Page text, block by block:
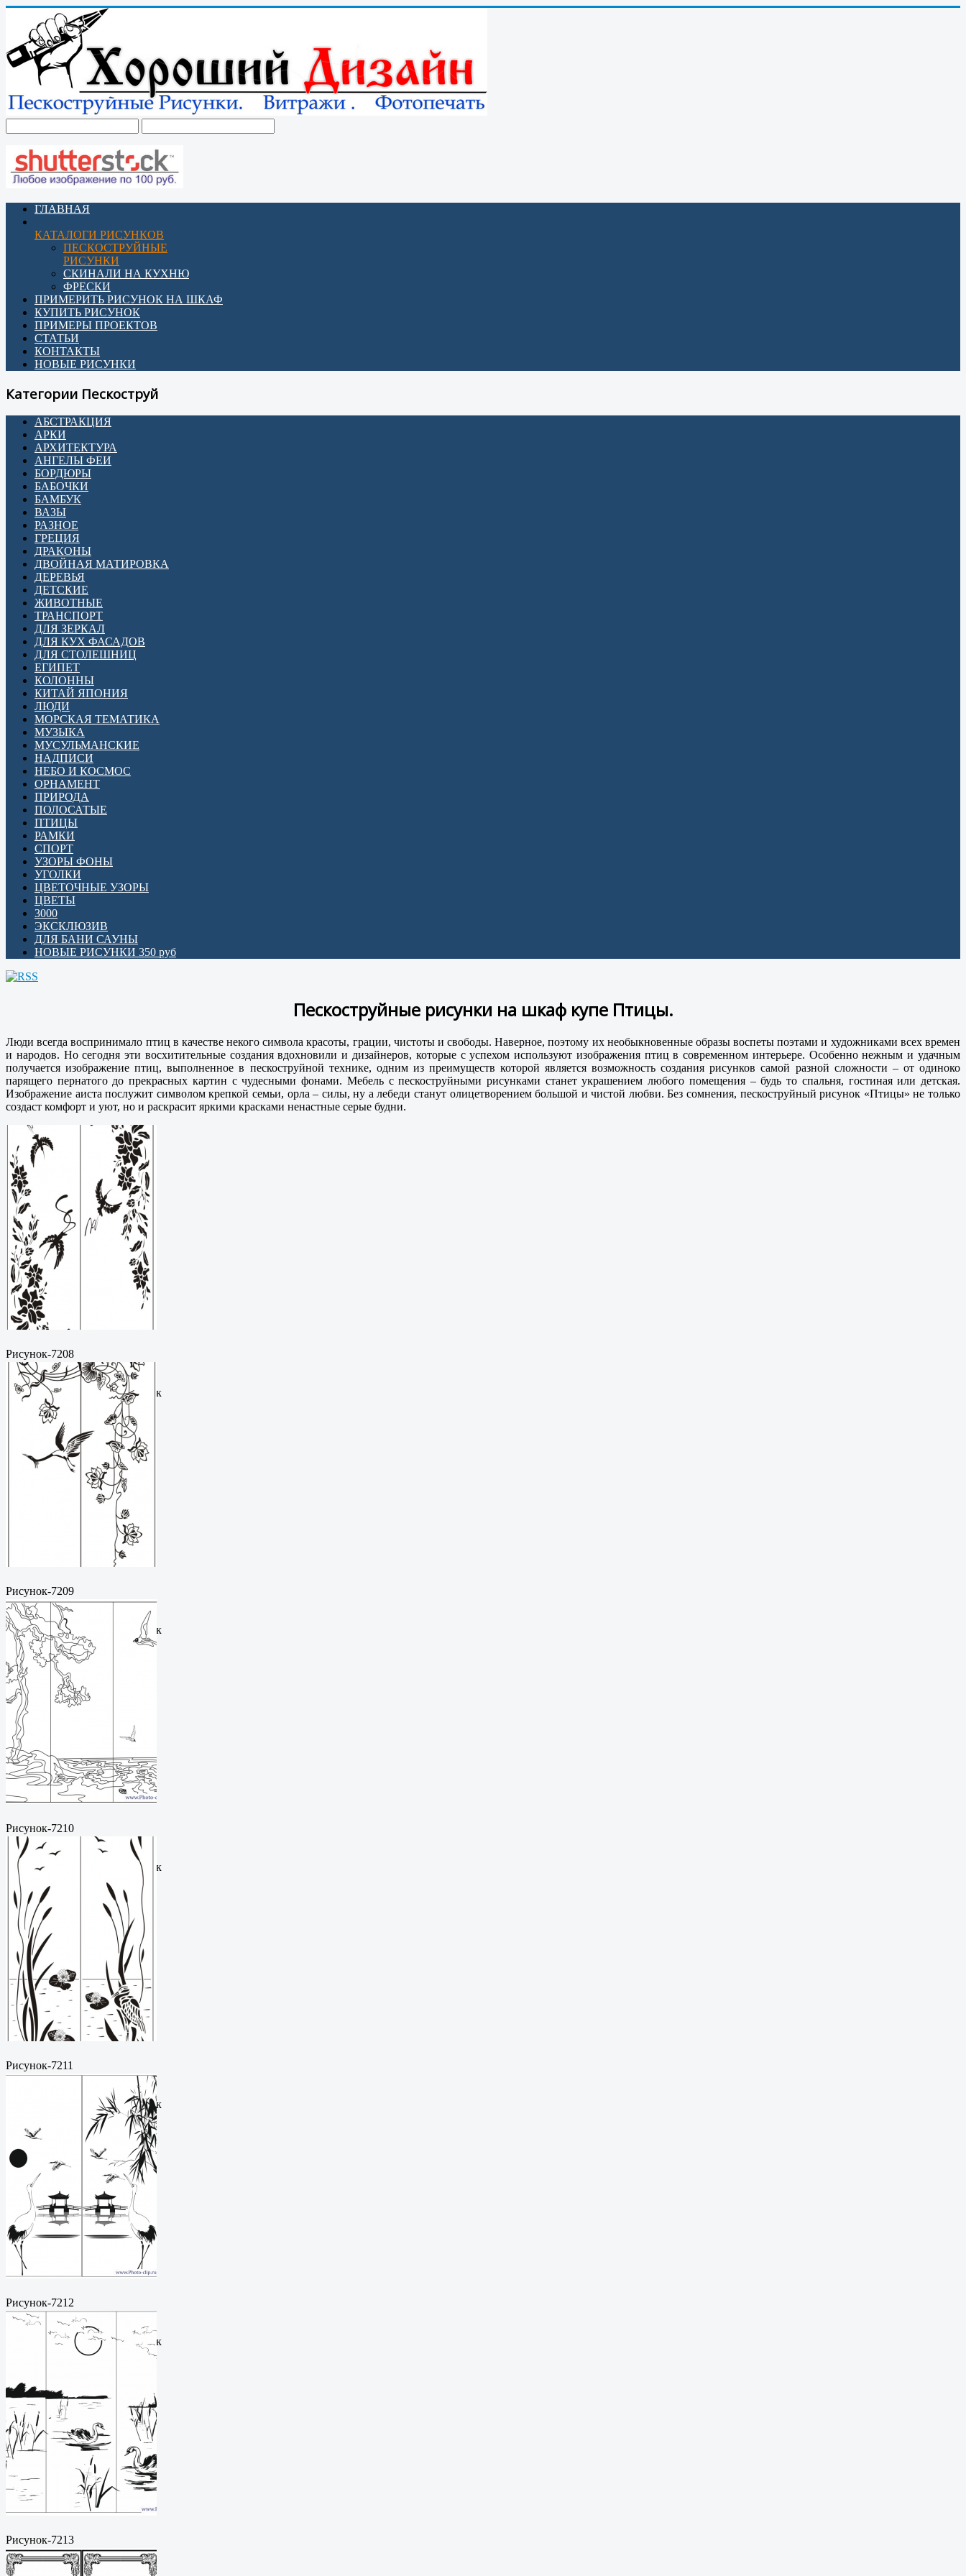
ГЛАВНАЯ
КАТАЛОГИ РИСУНКОВ
ПЕСКОСТРУЙНЫЕ
РИСУНКИ
СКИНАЛИ НА КУХНЮ
ФРЕСКИ
ПРИМЕРИТЬ РИСУНОК НА ШКАФ
КУПИТЬ РИСУНОК
ПРИМЕРЫ ПРОЕКТОВ
СТАТЬИ
КОНТАКТЫ
НОВЫЕ РИСУНКИ
Категории Пескоструй
АБСТРАКЦИЯ
АРКИ
АРХИТЕКТУРА
АНГЕЛЫ ФЕИ
БОРДЮРЫ
БАБОЧКИ
БАМБУК
ВАЗЫ
РАЗНОЕ
ГРЕЦИЯ
ДРАКОНЫ
ДВОЙНАЯ МАТИРОВКА
ДЕРЕВЬЯ
ДЕТСКИЕ
ЖИВОТНЫЕ
ТРАНСПОРТ
ДЛЯ ЗЕРКАЛ
ДЛЯ КУХ ФАСАДОВ
ДЛЯ СТОЛЕШНИЦ
ЕГИПЕТ
КОЛОННЫ
КИТАЙ ЯПОНИЯ
ЛЮДИ
МОРСКАЯ ТЕМАТИКА
МУЗЫКА
МУСУЛЬМАНСКИЕ
НАДПИСИ
НЕБО И КОСМОС
ОРНАМЕНТ
ПРИРОДА
ПОЛОСАТЫЕ
ПТИЦЫ
РАМКИ
СПОРТ
УЗОРЫ ФОНЫ
УГОЛКИ
ЦВЕТОЧНЫЕ УЗОРЫ
ЦВЕТЫ
3000
ЭКСКЛЮЗИВ
ДЛЯ БАНИ САУНЫ
НОВЫЕ РИСУНКИ 350 руб
Пескоструйные рисунки на шкаф купе Птицы.
Люди всегда воспринимало птиц в качестве некого символа красоты, грации, чистоты и свободы. Наверное, поэтому их необыкновенные образы воспеты поэтами и художниками всех времен
и народов. Но сегодня эти восхитительные создания вдохновили и дизайнеров, которые с успехом используют изображения птиц в современном интерьере. Особенно нежным и удачным
получается изображение птиц, выполненное в пескоструйной технике, одним из преимуществ которой является возможность создания рисунков самой разной сложности – от одиноко
парящего пернатого до прекрасных картин с чудесными фонами. Мебель с пескоструйными рисунками станет украшением любого помещения – будь то спальня, гостиная или детская.
Изображение аиста послужит символом крепкой семьи, орла – силы, ну а лебеди станут олицетворением большой и чистой любви. Без сомнения, пескоструйный рисунок «Птицы» не только
создаст комфорт и уют, но и раскрасит яркими красками ненастные серые будни.
Рисунок-7208
Пескоструйный
рисунокФормат: cdrЦена: 200
руб.Метки: векторный рисунок
Рисунок-7209
Пескоструйный
рисунокФормат: cdrЦена: 200
руб.Метки: векторный рисунок
Рисунок-7210
Пескоструйный
рисунокФормат: cdrЦена: 200
руб.Метки: векторный рисунок
Рисунок-7211
Пескоструйный
рисунокФормат: cdrЦена: 200
руб.Метки: векторный рисунок
Рисунок-7212
Пескоструйный
рисунокФормат: cdrЦена: 200
руб.Метки: векторный рисунок
Рисунок-7213
Пескоструйный
рисунокФормат: cdrЦена: 200